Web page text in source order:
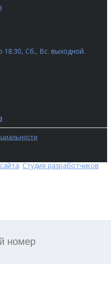
18:30, Сб., Вс. выходной.
:Студия разработчиков